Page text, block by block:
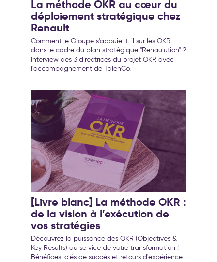
La méthode OKR au cœur du
déploiement stratégique chez
Renault
Comment le Groupe s'appuie-t-il sur les OKR
dans le cadre du plan stratégique "Renaulution" ?
Interview des 3 directrices du projet OKR avec
l'accompagnement de TalenCo.
[Livre blanc] La méthode OKR :
de la vision à l′exécution de
vos stratégies
Découvrez la puissance des OKR (Objectives &
Key Results) au service de votre transformation !
Bénéfices, clés de succès et retours d'expérience.